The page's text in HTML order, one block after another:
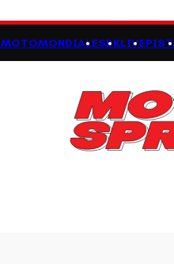
MOTOMONDIALESBKLIVE